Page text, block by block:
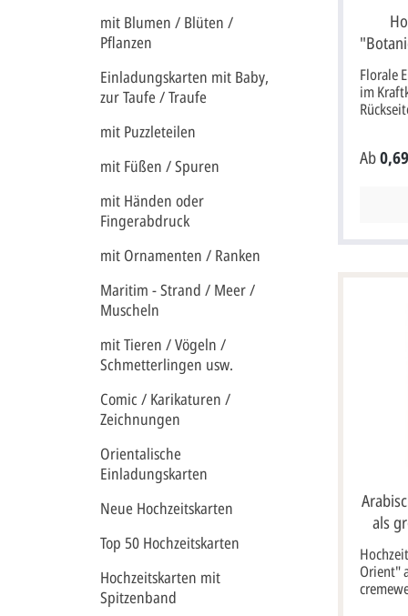
mit Blumen / Blüten /
Pflanzen
Einladungskarten mit Baby,
zur Taufe / Traufe
mit Puzzleteilen
mit Füßen / Spuren
mit Händen oder
Fingerabdruck
mit Ornamenten / Ranken
Maritim - Strand / Meer /
Muscheln
mit Tieren / Vögeln /
Schmetterlingen usw.
Comic / Karikaturen /
Zeichnungen
Orientalische
Einladungskarten
Neue Hochzeitskarten
Top 50 Hochzeitskarten
Hochzeitskarten mit
Spitzenband
Karte
Florale
im
auf
die
Bilder
Karte
einen
aber
einen
wählen
Ab
als
Orient"